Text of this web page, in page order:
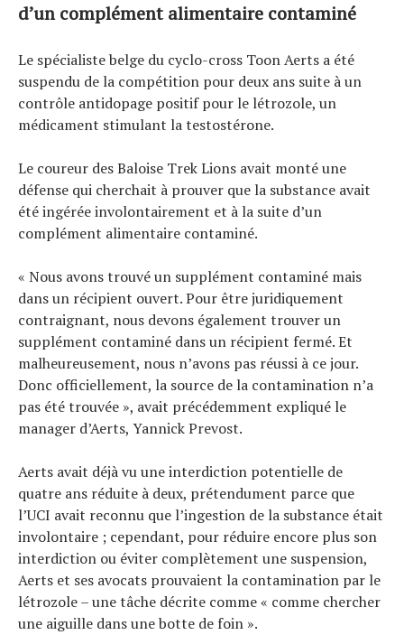
d’un complément alimentaire contaminé
Le spécialiste belge du cyclo-cross Toon Aerts a été
suspendu de la compétition pour deux ans suite à un
contrôle antidopage positif pour le létrozole, un
médicament stimulant la testostérone.
Le coureur des Baloise Trek Lions avait monté une
défense qui cherchait à prouver que la substance avait
été ingérée involontairement et à la suite d’un
complément alimentaire contaminé.
« Nous avons trouvé un supplément contaminé mais
dans un récipient ouvert. Pour être juridiquement
contraignant, nous devons également trouver un
supplément contaminé dans un récipient fermé. Et
malheureusement, nous n’avons pas réussi à ce jour.
Donc officiellement, la source de la contamination n’a
pas été trouvée », avait précédemment expliqué le
manager d’Aerts, Yannick Prevost.
Aerts avait déjà vu une interdiction potentielle de
quatre ans réduite à deux, prétendument parce que
l’UCI avait reconnu que l’ingestion de la substance était
involontaire ; cependant, pour réduire encore plus son
interdiction ou éviter complètement une suspension,
Aerts et ses avocats prouvaient la contamination par le
létrozole – une tâche décrite comme « comme chercher
une aiguille dans une botte de foin ».
Tous nos articles